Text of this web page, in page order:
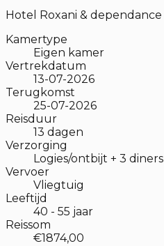
Hotel Roxani & dependance
Kamertype
Eigen kamer
Vertrekdatum
13-07-2026
Terugkomst
25-07-2026
Reisduur
13 dagen
Verzorging
Logies/ontbijt + 3 diners
Vervoer
Vliegtuig
Leeftijd
40 - 55 jaar
Reissom
€1874,00